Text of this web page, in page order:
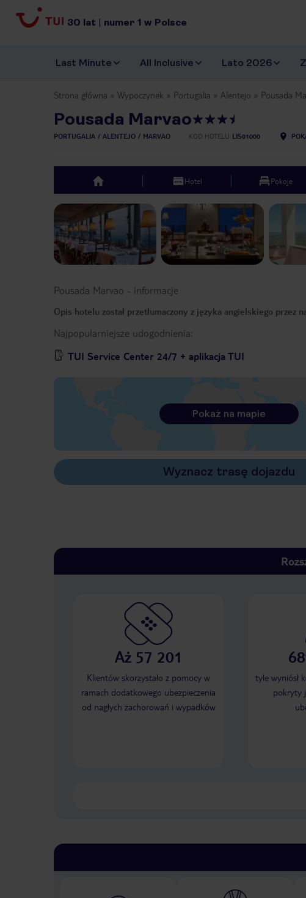
30 lat | numer 1 w Polsce
Last Minute All Inclusive Lato 2026
Strona główna Wypoczynek Portugalia Alentejo Pousada
Pousada Marvao
PORTUGALIA ALENTEJO MARVAO KOD HOTELU LIS01000
top Hotel Pokoje
Previous slide
Pousada Marvao - informacje
Opis hotelu został przetłumaczony z języka angielskiego przez
Najpopularniejsze udogodnienia:
TUI Service Center 24/7 + aplikacja TUI
Pokaż na mapie
Wyznacz trasę dojazdu
Aż 57 201
Klientów skorzystało z pomocy w
ramach dodatkowego ubezpieczenia
od nagłych zachorowań i wypadków
tyle wyniósł
pokryty